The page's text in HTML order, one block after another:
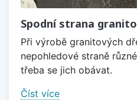
Spodní strana
Při výrobě granitových
nepohledové straně
třeba se jich obávat.
Číst více